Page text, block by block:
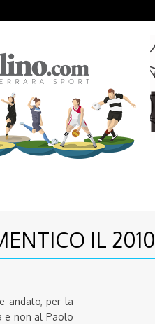
IL 2010
andato, per la
e non al Paolo